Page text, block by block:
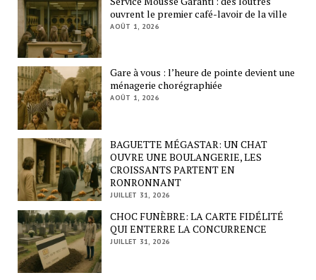
ouvrent le premier café-lavoir de la ville
AOÛT 1, 2026
Gare à vous : l’heure de pointe devient une
ménagerie chorégraphiée
AOÛT 1, 2026
BAGUETTE MÉGASTAR: UN CHAT
OUVRE UNE BOULANGERIE, LES
CROISSANTS PARTENT EN
RONRONNANT
JUILLET 31, 2026
CHOC FUNÈBRE: LA CARTE FIDÉLITÉ
QUI ENTERRE LA CONCURRENCE
JUILLET 31, 2026